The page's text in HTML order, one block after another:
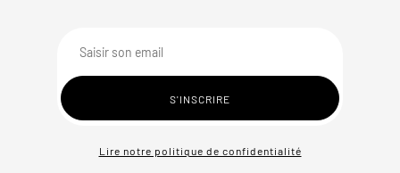
Lire notre politique de confidentialité